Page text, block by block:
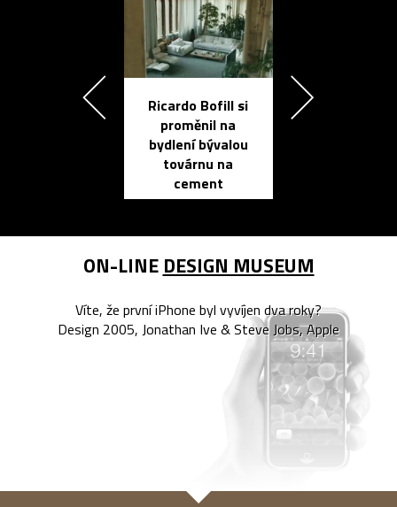
Ricardo Bofill si
proměnil na
bydlení bývalou
továrnu na
cement
ON-LINE DESIGN MUSEUM
Víte, že první iPhone byl vyvíjen dva roky?
Design 2005, Jonathan Ive & Steve Jobs, Apple